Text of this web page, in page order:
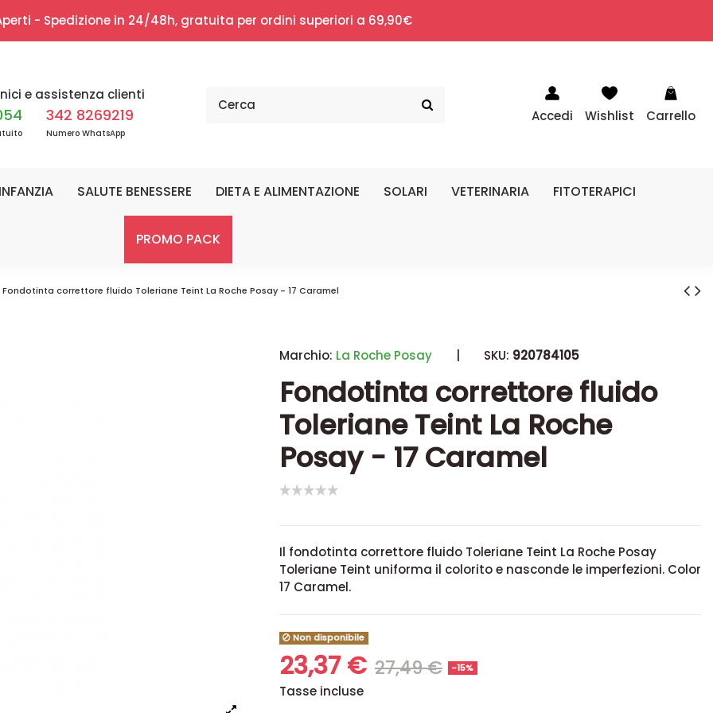
- Spedizione in 24/48h, gratuita per ordini superiori a 69,90€
e assistenza clienti
342 8269219
Numero WhatsApp
Accedi Wishlist Carrello
SALUTE BENESSERE DIETA E ALIMENTAZIONE SOLARI VETERINARIA FITOTERAPICI
PROMO PACK
Fondotinta correttore fluido Toleriane Teint La Roche Posay - 17 Caramel
Marchio: La Roche Posay | SKU: 920784105
Fondotinta correttore fluido
Toleriane Teint La Roche
Posay - 17 Caramel
Il fondotinta correttore fluido Toleriane Teint La Roche Posay
Toleriane Teint uniforma il colorito e nasconde le imperfezioni. Color
17 Caramel.
Non disponibile
23,37 € 27,49 € -15%
Tasse incluse